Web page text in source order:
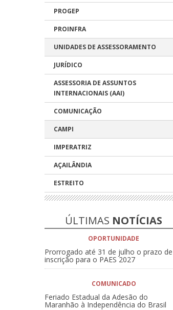
PROGEP
PROINFRA
UNIDADES DE ASSESSORAMENTO
JURÍDICO
ASSESSORIA DE ASSUNTOS
INTERNACIONAIS (AAI)
COMUNICAÇÃO
CAMPI
IMPERATRIZ
AÇAILÂNDIA
ESTREITO
ÚLTIMAS NOTÍCIAS
OPORTUNIDADE
Prorrogado até 31 de julho o prazo de
inscrição para o PAES 2027
COMUNICADO
Feriado Estadual da Adesão do
Maranhão à Independência do Brasil